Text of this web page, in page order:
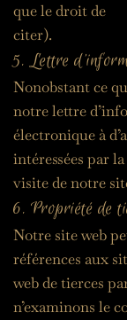
que le droit de
citer).
5. Lettre
Nonobstant ce
notre lettre
électronique à
intéressées par la
visite de notre
6. Propriété de
Notre site web
références aux
web de tierces
n’examinons le